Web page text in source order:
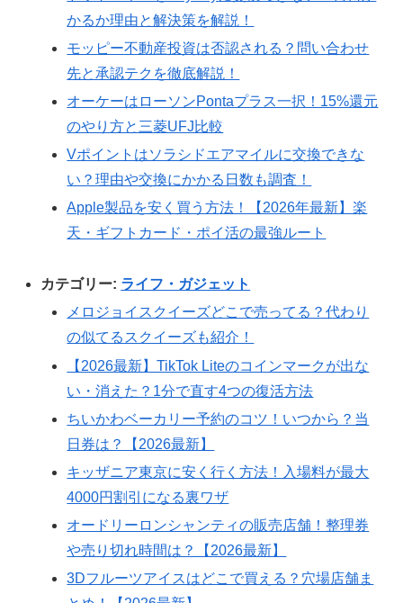
かるか理由と解決策を解説！
モッピー不動産投資は否認される？問い合わせ
先と承認テクを徹底解説！
オーケーはローソンPontaプラス一択！15%還元
のやり方と三菱UFJ比較
Vポイントはソラシドエアマイルに交換できな
い？理由や交換にかかる日数も調査！
Apple製品を安く買う方法！【2026年最新】楽
天・ギフトカード・ポイ活の最強ルート
カテゴリー: ライフ・ガジェット
メロジョイスクイーズどこで売ってる？代わり
の似てるスクイーズも紹介！
【2026最新】TikTok Liteのコインマークが出な
い・消えた？1分で直す4つの復活方法
ちいかわベーカリー予約のコツ！いつから？当
日券は？【2026最新】
キッザニア東京に安く行く方法！入場料が最大
4000円割引になる裏ワザ
オードリーロンシャンティの販売店舗！整理券
や売り切れ時間は？【2026最新】
3Dフルーツアイスはどこで買える？穴場店舗ま